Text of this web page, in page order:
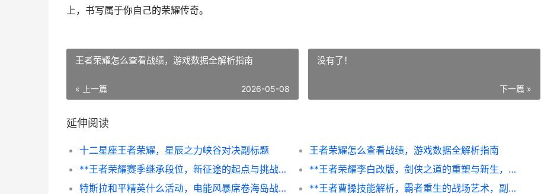
上，书写属于你自己的荣耀传奇。
王者荣耀怎么查看战绩，游戏数据全解析指南
« 上一篇 2026-05-08
没有了！
下一篇 »
延伸阅读
十二星座王者荣耀，星辰之力峡谷对决副标题
王者荣耀怎么查看战绩，游戏数据全解析指南
**王者荣耀赛季继承段位，新征途的起点与挑战**
**王者荣耀李白改版，剑侠之道的重塑与新生，副标题，从飘逸刺客到节奏大师的蜕变之路**
特斯拉和平精英什么活动，电能风暴席卷海岛战场副标题
**王者曹操技能解析，霸者重生的战场艺术，副标题，峡谷枭雄的生存与征服之道**